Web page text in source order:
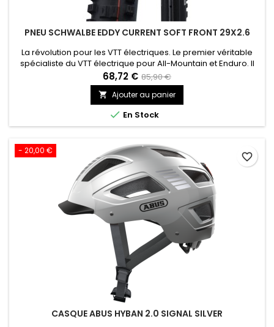
PNEU SCHWALBE EDDY CURRENT SOFT FRONT 29X2.6
La révolution pour les VTT électriques. Le premier véritable
spécialiste du VTT électrique pour All-Mountain et Enduro. Il
permet une conduite sans compromis même en montée,
génère une accélération féroce ainsi qu’un pilotage
technique sur les sentiers. Il doit son aspect robuste à ses
crampons imposants, plus de gomme et des sections larges.
68,72 € 85,90 €
 Ajouter au panier
 En Stock
- 20,00 €
CASQUE ABUS HYBAN 2.0 SIGNAL SILVER
favorite_border